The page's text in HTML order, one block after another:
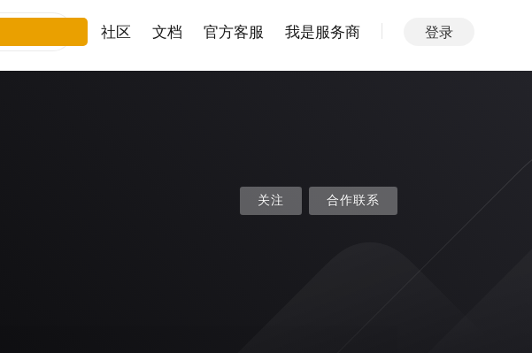
社区 文档 官方客服 我是服务商 登录
关注 合作联系